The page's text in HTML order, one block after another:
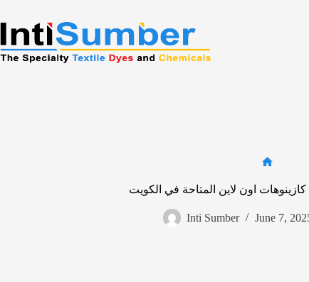
content
اون لاين المتاحة في الكويت
Inti Sumber June 7,